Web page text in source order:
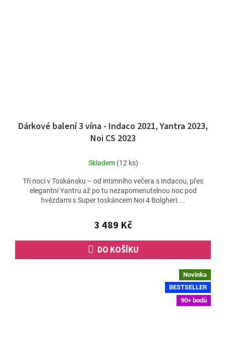
Dárkové balení 3 vína - Indaco 2021, Yantra 2023,
Noi CS 2023
Skladem (12 ks)
3 489 Kč
DO KOŠÍKU
Tři noci v Toskánsku – od intimního večera s Indacou, přes
elegantní Yantru až po tu nezapomenutelnou noc pod
hvězdami s Super toskáncem Noi 4 Bolgheri....
Novinka
BESTSELLER
90+ bodů